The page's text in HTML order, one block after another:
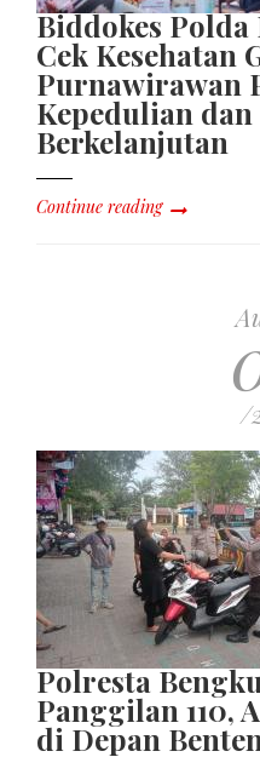
Biddokes
Cek Kesehatan
Purnawirawan
Kepedulian
Berkelanjutan
Continue reading
/
Polresta
Panggilan 110,
di Depan